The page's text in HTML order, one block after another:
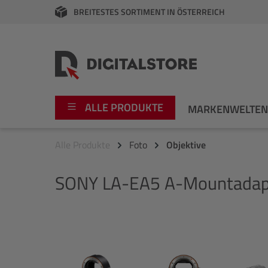
Zur Hauptnavigation springen
BREITESTES SORTIMENT IN ÖSTERREICH
ALLE PRODUKTE MARKENWELTEN
Video
Fujifilm
Alle Produkte Foto Objektive
SONYLA-EA5 A-